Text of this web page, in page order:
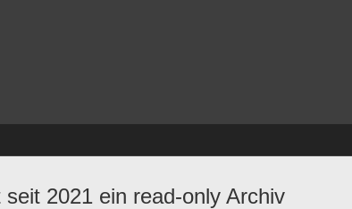
seit 2021 ein read-only Archiv